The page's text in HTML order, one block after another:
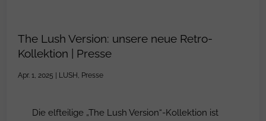
The Lush Version: unsere neue Retro-
Kollektion | Presse
Apr. 1, 2025 | LUSH Presse
Die elfteilige „The Lush Version“-Kollektion ist